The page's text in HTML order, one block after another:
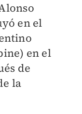
en el
en el
de
la